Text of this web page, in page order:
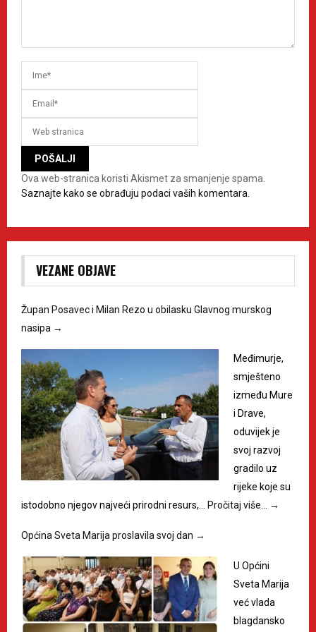
Ova web-stranica koristi Akismet za smanjenje spama.
Saznajte kako se obrađuju podaci vaših komentara.
VEZANE OBJAVE
Župan Posavec i Milan Rezo u obilasku Glavnog murskog
nasipa →
Međimurje,
smješteno
između Mure
i Drave,
oduvijek je
svoj razvoj
gradilo uz
rijeke koje su
istodobno njegov najveći prirodni resurs,…
Pročitaj više… →
Općina Sveta Marija proslavila svoj dan →
U Općini
Sveta Marija
već vlada
blagdansko